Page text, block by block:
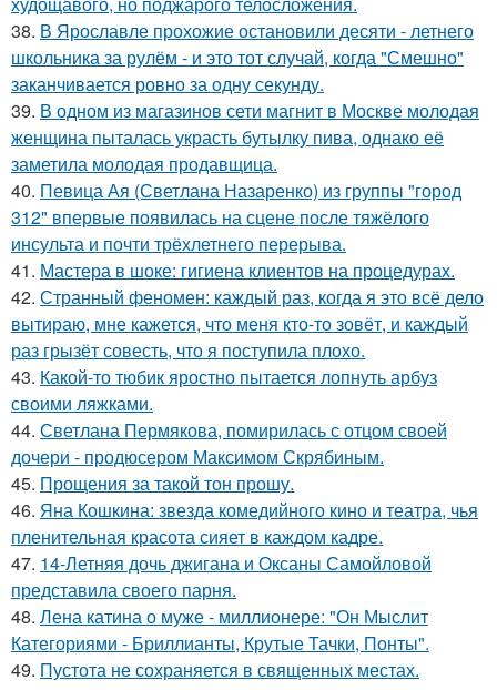
38. В Ярославле прохожие остановили десяти - летнего
школьника за рулём - и это тот случай, когда "Смешно"
заканчивается ровно за одну секунду.
39. В одном из магазинов сети магнит в Москве молодая
женщина пыталась украсть бутылку пива, однако её
заметила молодая продавщица.
40. Певица Ая (Светлана Назаренко) из группы "город
312" впервые появилась на сцене после тяжёлого
инсульта и почти трёхлетнего перерыва.
41. Мастера в шоке: гигиена клиентов на процедурах.
42. Странный феномен: каждый раз, когда я это всё дело
вытираю, мне кажется, что меня кто-то зовёт, и каждый
раз грызёт совесть, что я поступила плохо.
43. Какой-то тюбик яростно пытается лопнуть арбуз
своими ляжками.
44. Светлана Пермякова, помирилась с отцом своей
дочери - продюсером Максимом Скрябиным.
45. Прощения за такой тон прошу.
46. Яна Кошкина: звезда комедийного кино и театра, чья
пленительная красота сияет в каждом кадре.
47. 14-Летняя дочь джигана и Оксаны Самойловой
представила своего парня.
48. Лена катина о муже - миллионере: "Он Мыслит
Категориями - Бриллианты, Крутые Тачки, Понты".
49. Пустота не сохраняется в священных местах.